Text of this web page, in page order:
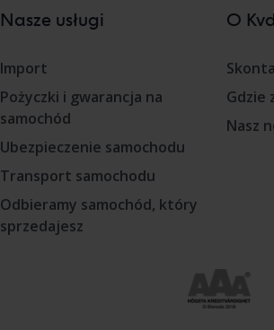
Nasze usługi
Import
Pożyczki i gwarancja na
samochód
Ubezpieczenie samochodu
Transport samochodu
Odbieramy samochód, który
sprzedajesz
O
Gdzie
Nasz